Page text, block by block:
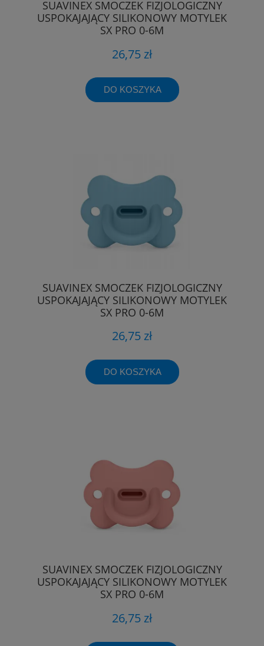
SUAVINEX SMOCZEK FIZJOLOGICZNY
USPOKAJAJĄCY SILIKONOWY MOTYLEK
SX PRO 0-6M
26,75 zł
DO KOSZYKA
SUAVINEX SMOCZEK FIZJOLOGICZNY
USPOKAJAJĄCY SILIKONOWY MOTYLEK
SX PRO 0-6M
26,75 zł
DO KOSZYKA
SUAVINEX SMOCZEK FIZJOLOGICZNY
USPOKAJAJĄCY SILIKONOWY MOTYLEK
SX PRO 0-6M
26,75 zł